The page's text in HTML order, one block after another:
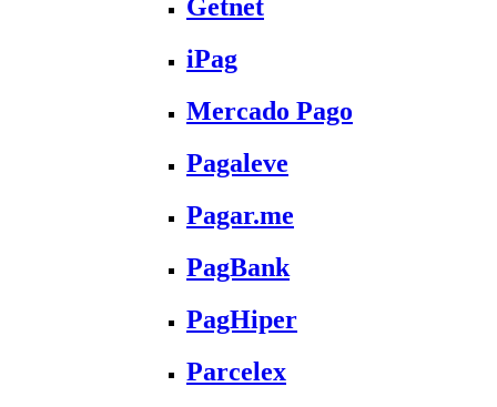
Getnet
iPag
Mercado Pago
Pagaleve
Pagar.me
PagBank
PagHiper
Parcelex